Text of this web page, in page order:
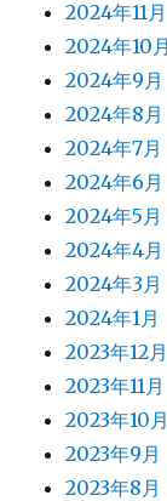
2024年11月
2024年10月
2024年9月
2024年8月
2024年7月
2024年6月
2024年5月
2024年4月
2024年3月
2024年1月
2023年12月
2023年11月
2023年10月
2023年9月
2023年8月